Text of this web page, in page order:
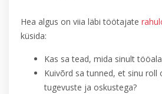
Hea algus on viia läbi töötajate
küsida:
Kas sa tead, mida sinult
Kuivõrd sa tunned, et sinu roll
tugevuste ja oskustega?